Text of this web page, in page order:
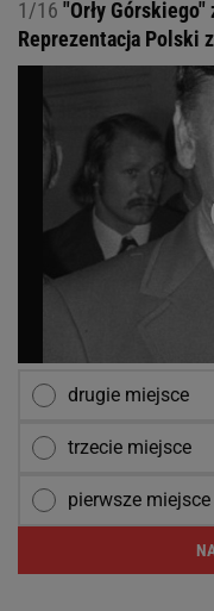
1/16 "Orły
Reprezentacja Polski
drugie miejsce
trzecie miejsce
pierwsze miejsce